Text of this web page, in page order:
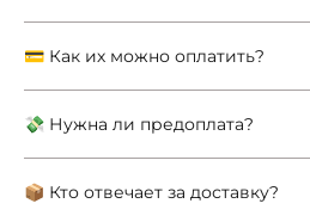
💳 Как их можно оплатить?
💸 Нужна ли предоплата?
📦 Кто отвечает за доставку?